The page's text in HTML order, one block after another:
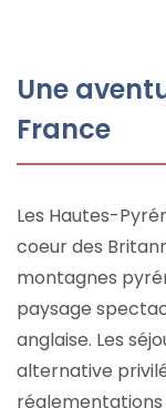
Une
France
Les Hautes-
coeur des
montagnes
paysage
anglaise. Les
alternative